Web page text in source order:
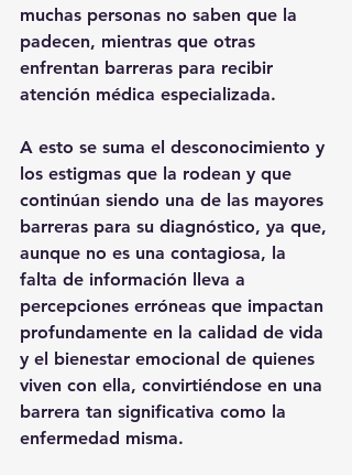
muchas personas no saben que la
padecen, mientras que otras
enfrentan barreras para recibir
atención médica especializada.
A esto se suma el desconocimiento y
los estigmas que la rodean y que
continúan siendo una de las mayores
barreras para su diagnóstico, ya que,
aunque no es una contagiosa, la
falta de información lleva a
percepciones erróneas que impactan
profundamente en la calidad de vida
y el bienestar emocional de quienes
viven con ella, convirtiéndose en una
barrera tan significativa como la
enfermedad misma.